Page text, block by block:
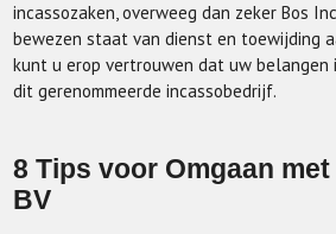
incassozaken, overweeg dan zeker Bos
bewezen staat van dienst en toewijding
kunt u erop vertrouwen dat uw belangen
dit gerenommeerde incassobedrijf.
8 Tips voor Omgaan
BV